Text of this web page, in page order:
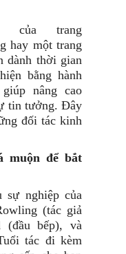
của trang
hay một trang
dành thời gian
bằng hành
nâng cao
tin tưởng. Đây
đối tác kinh
muộn để bắt
sự nghiệp của
(tác giả
(đầu bếp), và
tác đi kèm